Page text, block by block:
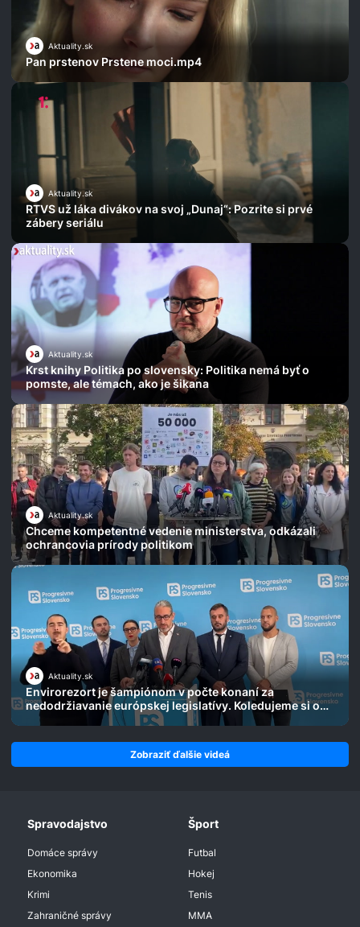
Aktuality.sk
Pan prstenov Prstene moci.mp4
Aktuality.sk
RTVS už láka divákov na svoj „Dunaj“: Pozrite si prvé
zábery seriálu
Aktuality.sk
Krst knihy Politika po slovensky: Politika nemá byť o
pomste, ale témach, ako je šikana
Aktuality.sk
Chceme kompetentné vedenie ministerstva, odkázali
ochrancovia prírody politikom
Aktuality.sk
Envirorezort je šampiónom v počte konaní za
nedodržiavanie európskej legislatívy. Koledujeme si o
ďalšie, varuje Michal Wiezik
Zobraziť ďalšie videá
Spravodajstvo
Domáce správy
Ekonomika
Krimi
Zahraničné správy
Šport
Futbal
Hokej
Tenis
MMA